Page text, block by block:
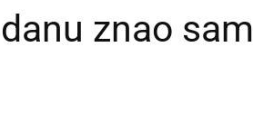
znao sam